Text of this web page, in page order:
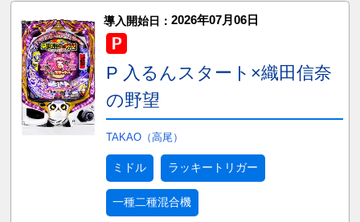
導入開始日： 2026年07月06日
P 入るんスタート×織田信奈
の野望
TAKAO（高尾）
ミドル ラッキートリガー
一種二種混合機